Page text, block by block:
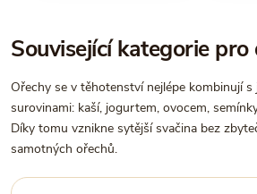
Související kategorie
Ořechy se v těhotenství nejlépe kombinují
surovinami: kaší, jogurtem, ovocem,
Díky tomu vznikne sytější svačina bez
samotných ořechů.